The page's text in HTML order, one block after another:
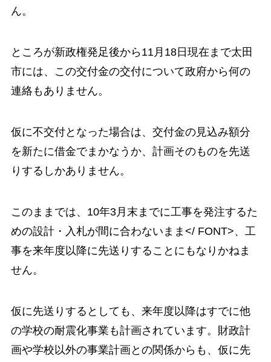
ん。
ところが新政権発足後から11月18日現在まで太田
市には、この交付金の交付について政府から何の
連絡もありません。
仮に不交付となった場合は、交付金の見込み額分
を新たに借金でまかなうか、計画そのものを先送
りするしかありません。
このままでは、10年3月末までに工事を発注するた
めの設計・入札が間に合わないまま</ FONT>、工
事を来年度以降に先送りすることにもなりかねま
せん。
仮に先送りするとしても、来年度以降はすでに他
の学校の耐震化事業も計画されています。財政計
画や学校以外の事業計画との関係からも、仮に先